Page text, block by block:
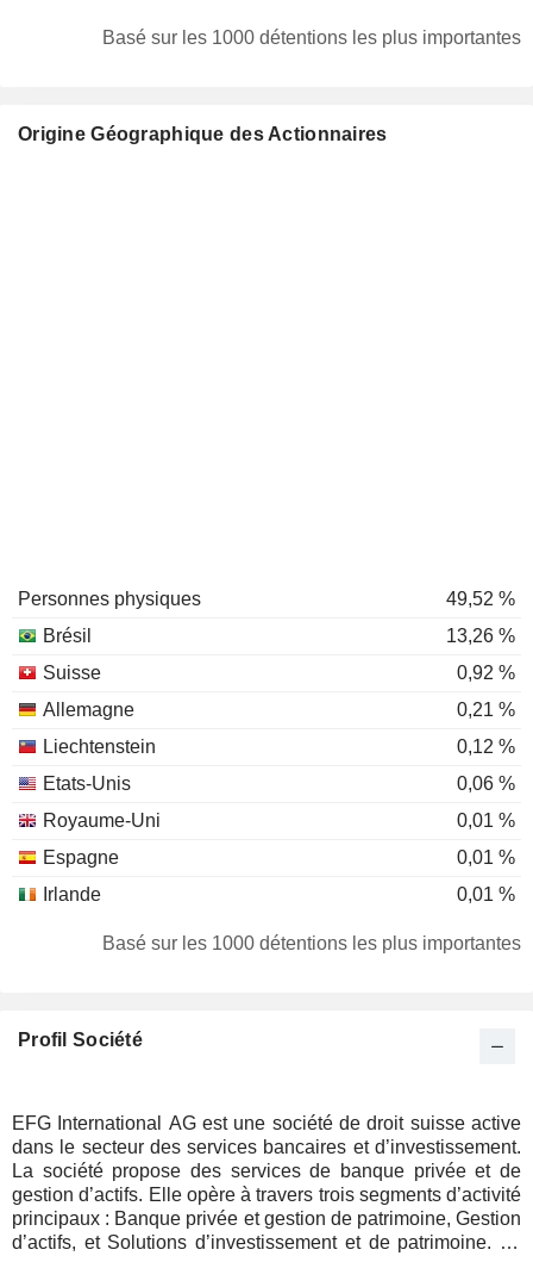
Basé sur les 1000 détentions les plus importantes
Origine Géographique des Actionnaires
Personnes physiques
49,52 %
Brésil
13,26 %
Suisse
0,92 %
Allemagne
0,21 %
Liechtenstein
0,12 %
Etats-Unis
0,06 %
Royaume-Uni
0,01 %
Espagne
0,01 %
Irlande
0,01 %
Basé sur les 1000 détentions les plus importantes
Profil Société
EFG International AG est une société de droit suisse active
dans le secteur des services bancaires et d’investissement.
La société propose des services de banque privée et de
gestion d’actifs. Elle opère à travers trois segments d’activité
principaux : Banque privée et gestion de patrimoine, Gestion
d’actifs, et Solutions d’investissement et de patrimoine. Le